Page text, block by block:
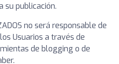
su publicación.
no será responsable de
Usuarios a través de
de blogging o de